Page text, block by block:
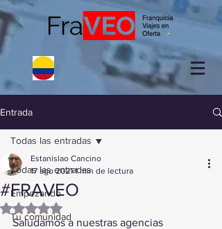
Entrada
Todas las entradas
Empezando
Tu comunidad
Todas las entradas
#FRAVEO
Estanislao Cancino
17 ago 2021 1 min de lectura
Obtuvo NaN de 5 estrellas.
Saludamos a nuestras agencias